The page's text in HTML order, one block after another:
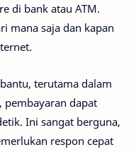
di bank atau ATM.
mana saja dan kapan
terutama dalam
pembayaran dapat
Ini sangat berguna,
respon cepat